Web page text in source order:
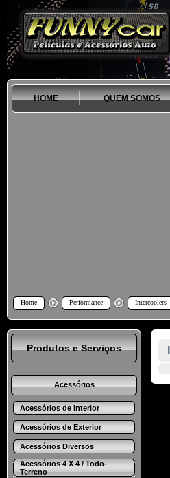
HOME QUEM SOMOS
Home Performance Intercoolers
Produtos e Serviços
Acessórios
Acessórios de Interior
Acessórios de Exterior
Acessórios Diversos
Acessórios 4 X 4 / Todo-
Terreno